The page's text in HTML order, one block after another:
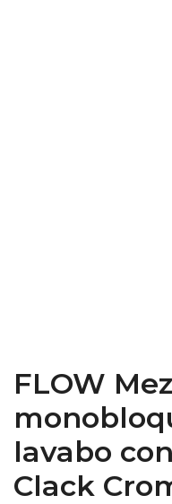
FLOW
lavabo
Clack